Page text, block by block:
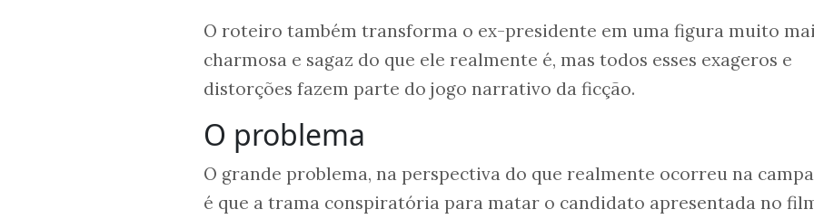
O roteiro também transforma o ex-presidente em uma figura muito
charmosa e sagaz do que ele realmente é, mas todos esses exageros e
distorções fazem parte do jogo narrativo da ficção.
O problema
O grande problema, na perspectiva do que realmente ocorreu na
é que a trama conspiratória para matar o candidato apresentada no